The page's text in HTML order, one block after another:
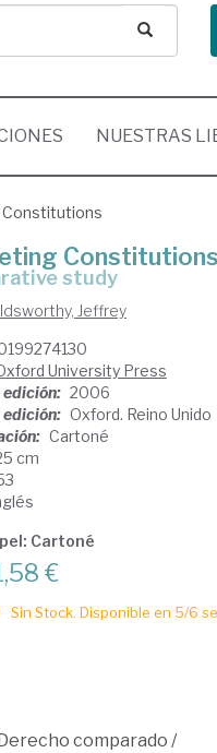
NUESTRAS
Constitutions
study
Jeffrey
University Press
edición: 2006
edición: Oxford. Reino Unido
Cartoné
cm
Cartoné
€
Sin Stock. Disponible en 5/6
comparado /